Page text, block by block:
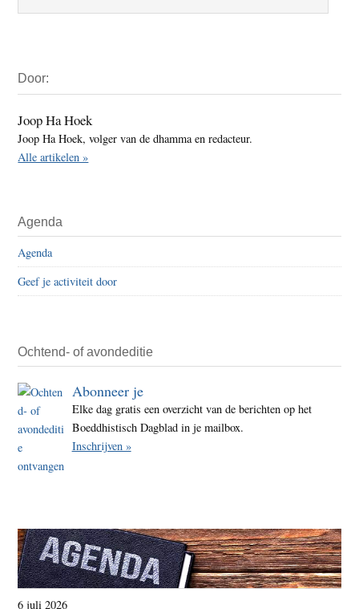
Sidebar
Door:
Joop Ha Hoek
Joop Ha Hoek, volger van de dhamma en redacteur.
Alle artikelen »
Agenda
Agenda
Geef je activiteit door
Ochtend- of avondeditie
Abonneer je
Elke dag gratis een overzicht van de berichten op het
Boeddhistisch Dagblad in je mailbox.
Inschrijven »
6 juli 2026